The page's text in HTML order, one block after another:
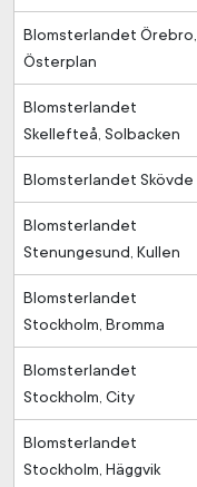
Blomsterlandet Örebro,
Österplan
Blomsterlandet
Skellefteå, Solbacken
Blomsterlandet Skövde
Blomsterlandet
Stenungesund, Kullen
Blomsterlandet
Stockholm, Bromma
Blomsterlandet
Stockholm, City
Blomsterlandet
Stockholm, Häggvik